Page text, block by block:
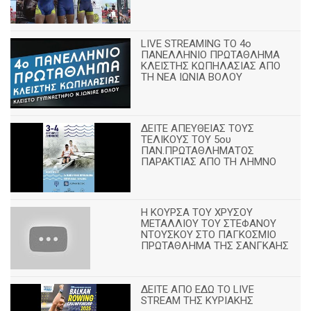
LIVE STREAMING ΤΟ 4ο
ΠΑΝΕΛΛΗΝΙΟ ΠΡΩΤΑΘΛΗΜΑ
ΚΛΕΙΣΤΗΣ ΚΩΠΗΛΑΣΙΑΣ ΑΠΟ
ΤΗ ΝΕΑ ΙΩΝΙΑ ΒΟΛΟΥ
ΔΕΙΤΕ ΑΠΕΥΘΕΙΑΣ ΤΟΥΣ
ΤΕΛΙΚΟΥΣ ΤΟΥ 5ου
ΠΑΝ.ΠΡΩΤΑΘΛΗΜΑΤΟΣ
ΠΑΡΑΚΤΙΑΣ ΑΠΟ ΤΗ ΛΗΜΝΟ
Η ΚΟΥΡΣΑ ΤΟΥ ΧΡΥΣΟΥ
ΜΕΤΑΛΛΙΟΥ ΤΟΥ ΣΤΕΦΑΝΟΥ
ΝΤΟΥΣΚΟΥ ΣΤΟ ΠΑΓΚΟΣΜΙΟ
ΠΡΩΤΑΘΛΗΜΑ ΤΗΣ ΣΑΝΓΚΑΗΣ
ΔΕΙΤΕ ΑΠΟ ΕΔΩ ΤΟ LIVE
STREAM ΤΗΣ ΚΥΡΙΑΚΗΣ